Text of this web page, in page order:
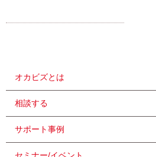
オカビズとは
相談する
サポート事例